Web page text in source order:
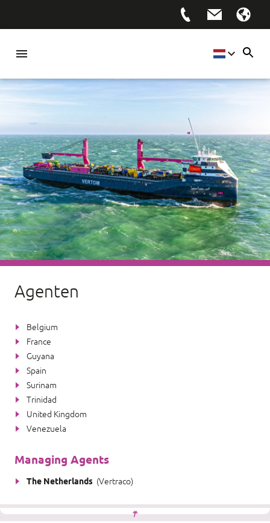
Agenten
Belgium
France
Guyana
Spain
Surinam
Trinidad
United Kingdom
Venezuela
Managing Agents
The Netherlands (Vertraco)